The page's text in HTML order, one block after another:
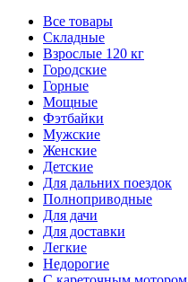
Все товары
Складные
Взрослые 120 кг
Городские
Горные
Мощные
Фэтбайки
Мужские
Женские
Детские
Для дальних поездок
Полноприводные
Для дачи
Для доставки
Легкие
Недорогие